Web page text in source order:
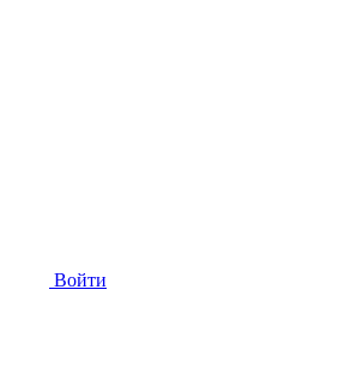
Войти